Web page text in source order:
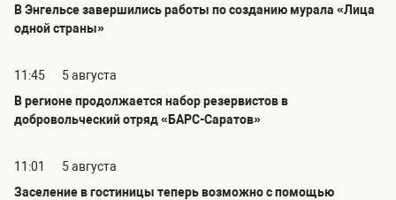
В Энгельсе завершились работы по созданию мурала «Лица
одной страны»
11:45
5 августа
В регионе продолжается набор резервистов в
добровольческий отряд «БАРС-Саратов»
11:01
5 августа
Заселение в гостиницы теперь возможно с помощью